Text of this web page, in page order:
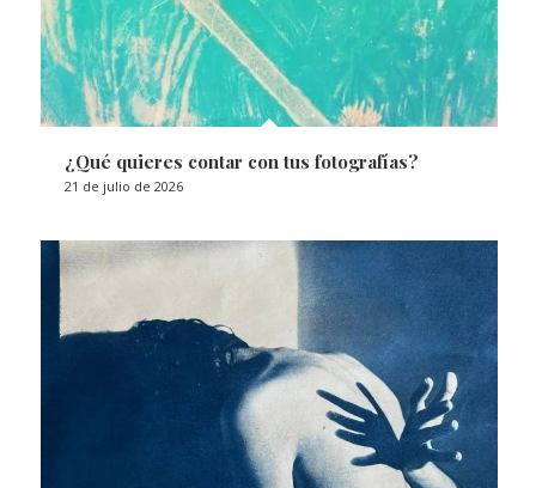
¿Qué quieres contar con tus fotografías?
21 de julio de 2026